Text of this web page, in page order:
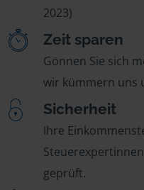
2023)
Zeit sparen
Gönnen Sie sich
wir kümmern uns
Sicherheit
Ihre
geprüft.